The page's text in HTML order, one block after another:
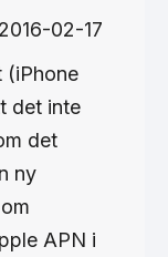
2016-02-17
(iPhone
det inte
det
ny
APN i